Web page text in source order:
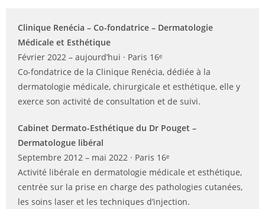
Clinique Renécia – Co-fondatrice – Dermatologie
Médicale et Esthétique
Février 2022 – aujourd’hui · Paris 16ᵉ
Co-fondatrice de la Clinique Renécia, dédiée à la
dermatologie médicale, chirurgicale et esthétique, elle y
exerce son activité de consultation et de suivi.
Cabinet Dermato-Esthétique du Dr Pouget –
Dermatologue libéral
Septembre 2012 – mai 2022 · Paris 16ᵉ
Activité libérale en dermatologie médicale et esthétique,
centrée sur la prise en charge des pathologies cutanées,
les soins laser et les techniques d’injection.